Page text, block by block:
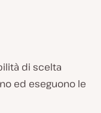
di scelta
ed eseguono le